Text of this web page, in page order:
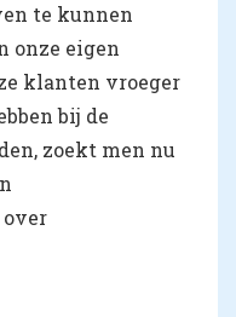
te kunnen
onze eigen
klanten vroeger
bij de
zoekt men nu